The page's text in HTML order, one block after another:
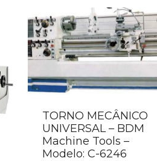
TORNO MECÂNICO
UNIVERSAL – BDM
Machine Tools –
Modelo: C-6246